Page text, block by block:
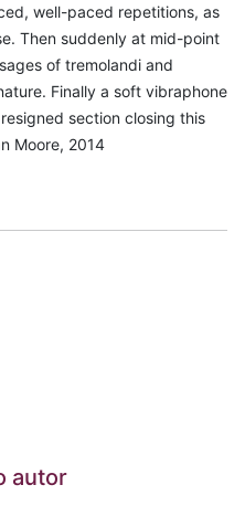
well-paced repetitions, as
Then suddenly at mid-point
of tremolandi and
Finally a soft vibraphone
section closing this
Moore, 2014
autor